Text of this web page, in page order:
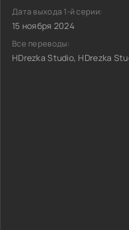
Дата выхода 1-й серии:
15 ноября 2024
Все переводы:
HDrezka Studio, HDrezka